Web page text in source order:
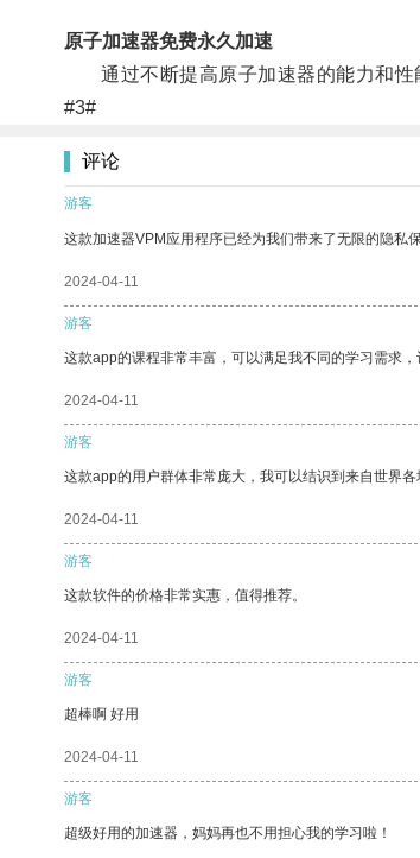
原子加速器免费永久加速
通过不断提高原子加速器的能力和性
#3#
评论
游客
这款加速器VPM应用程序已经为我们带来了无限的隐私
2024-04-11
游客
这款app的课程非常丰富，可以满足我不同的学习需求，
2024-04-11
游客
这款app的用户群体非常庞大，我可以结识到来自世界各
2024-04-11
游客
这款软件的价格非常实惠，值得推荐。
2024-04-11
游客
超棒啊 好用
2024-04-11
游客
超级好用的加速器，妈妈再也不用担心我的学习啦！